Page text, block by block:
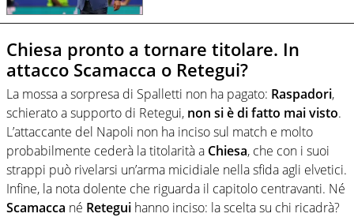
Chiesa pronto a tornare titolare. In
attacco Scamacca o Retegui?
La mossa a sorpresa di Spalletti non ha pagato: Raspadori,
schierato a supporto di Retegui, non si è di fatto mai visto.
L’attaccante del Napoli non ha inciso sul match e molto
probabilmente cederà la titolarità a Chiesa, che con i suoi
strappi può rivelarsi un’arma micidiale nella sfida agli elvetici.
Infine, la nota dolente che riguarda il capitolo centravanti. Né
Scamacca né Retegui hanno inciso: la scelta su chi ricadrà?